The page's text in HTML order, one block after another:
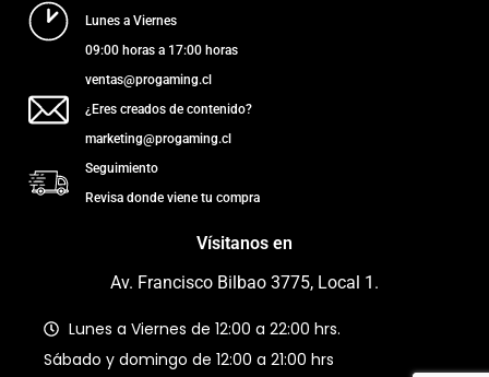
Lunes a Viernes
09:00 horas a 17:00 horas
ventas@progaming.cl
¿Eres creados de contenido?
marketing@progaming.cl
Seguimiento
Revisa donde viene tu compra
Vísitanos en
Av. Francisco Bilbao 3775, Local 1.
Lunes a Viernes de 12:00 a 22:00 hrs.
Sábado y domingo de 12:00 a 21:00 hrs